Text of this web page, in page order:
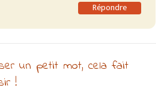
Répondre
un petit mot, cela fait
!